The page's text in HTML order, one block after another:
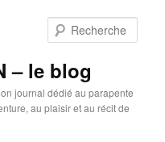
– le blog
journal dédié au parapente
au plaisir et au récit de